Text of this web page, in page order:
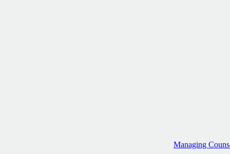
Managing